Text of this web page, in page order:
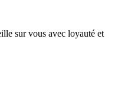
sur vous avec loyauté et